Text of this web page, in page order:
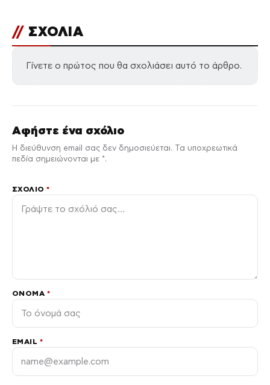
// ΣΧΟΛΙΑ
Γίνετε ο πρώτος που θα σχολιάσει αυτό το άρθρο.
Αφήστε ένα σχόλιο
Η διεύθυνση email σας δεν δημοσιεύεται. Τα υποχρεωτικά
πεδία σημειώνονται με *.
ΣΧΌΛΙΟ*
ΌΝΟΜΑ *
EMAIL *